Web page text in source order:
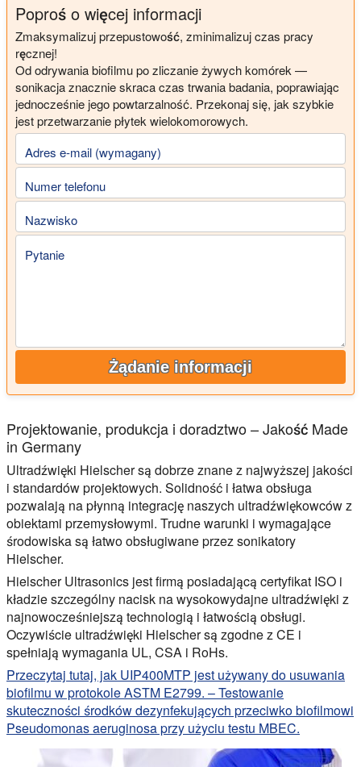
Poproś o więcej informacji
Zmaksymalizuj przepustowość, zminimalizuj czas pracy
ręcznej!
Od odrywania biofilmu po zliczanie żywych komórek —
sonikacja znacznie skraca czas trwania badania, poprawiając
jednocześnie jego powtarzalność. Przekonaj się, jak szybkie
jest przetwarzanie płytek wielokomorowych.
Adres e-mail (wymagany)
Numer telefonu
Nazwisko
Pytanie
Żądanie informacji
Projektowanie, produkcja i doradztwo – Jakość Made
in Germany
Ultradźwięki Hielscher są dobrze znane z najwyższej jakości
i standardów projektowych. Solidność i łatwa obsługa
pozwalają na płynną integrację naszych ultradźwiękowców z
obiektami przemysłowymi. Trudne warunki i wymagające
środowiska są łatwo obsługiwane przez sonikatory
Hielscher.
Hielscher Ultrasonics jest firmą posiadającą certyfikat ISO i
kładzie szczególny nacisk na wysokowydajne ultradźwięki z
najnowocześniejszą technologią i łatwością obsługi.
Oczywiście ultradźwięki Hielscher są zgodne z CE i
spełniają wymagania UL, CSA i RoHs.
Przeczytaj tutaj, jak UIP400MTP jest używany do usuwania
biofilmu w protokole ASTM E2799. – Testowanie
skuteczności środków dezynfekujących przeciwko biofilmowi
Pseudomonas aeruginosa przy użyciu testu MBEC.